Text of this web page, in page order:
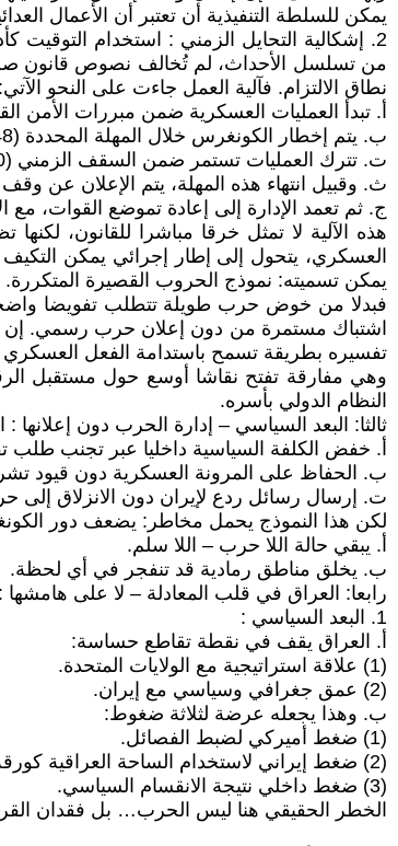
يمكن للسلطة التنفيذية أن تعتبر أن الأعمال
2. إشكالية التحايل الزمني : استخدام التوقيت
من تسلسل الأحداث، لم تُخالف نصوص قانون
نطاق الالتزام. فآلية العمل جاءت على النحو الآتي:
أ‌. تبدأ العمليات العسكرية ضمن مبررات الأمن
ب‌. يتم إخطار الكونغرس خلال المهلة المحددة (48 ساعة).
ت‌. تترك العمليات تستمر ضمن السقف الزمني (60 يوما).
ث‌. وقبيل انتهاء هذه المهلة، يتم الإعلان عن وقف
ج‌. ثم تعمد الإدارة إلى إعادة تموضع القوات، مع
هذه الآلية لا تمثل خرقا مباشرا للقانون،
العسكري، يتحول إلى إطار إجرائي يمكن
يمكن تسميته: نموذج الحروب القصيرة المتكررة.
فبدلا من خوض حرب طويلة تتطلب تفويضا واضحا
اشتباك مستمرة من دون إعلان حرب رسمي. إن ما
تفسيره بطريقة تسمح باستدامة الفعل العسكري
وهي مفارقة تفتح نقاشا أوسع حول مستقبل
النظام الدولي بأسره.
ثالثا: البعد السياسي – إدارة الحرب دون
أ‌. خفض الكلفة السياسية داخليا عبر تجنب
ب‌. الحفاظ على المرونة العسكرية دون قيود
ت‌. إرسال رسائل ردع لإيران دون الانزلاق إلى
لكن هذا النموذج يحمل مخاطر: يضعف دور
أ‌. يبقي حالة اللا حرب – اللا سلم.
ب‌. يخلق مناطق رمادية قد تنفجر في أي لحظة.
رابعا: العراق في قلب المعادلة – لا على
1. البعد السياسي :
أ‌. العراق يقف في نقطة تقاطع حساسة:
(1) علاقة استراتيجية مع الولايات المتحدة.
(2) عمق جغرافي وسياسي مع إيران.
ب‌. وهذا يجعله عرضة لثلاثة ضغوط:
(1) ضغط أميركي لضبط الفصائل.
(2) ضغط إيراني لاستخدام الساحة العراقية كورقة تفاوض.
(3) ضغط داخلي نتيجة الانقسام السياسي.
الخطر الحقيقي هنا ليس الحرب… بل فقدان